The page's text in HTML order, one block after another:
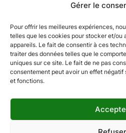
Gérer le
Pour offrir les meilleures expériences,
telles que les cookies pour stocker et/ou
appareils. Le fait de consentir à ces
traiter des données telles que le
uniques sur ce site. Le fait de ne pas
consentement peut avoir un effet
et fonctions.
Adhérer
Documentation
Copyright © 2024 MCF.
Les photographies sur ce